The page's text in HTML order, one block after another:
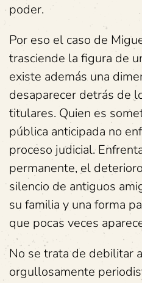
poder.
Por eso el caso de
trasciende la figura de
existe además una
desaparecer detrás de
titulares. Quien es
pública anticipada no
proceso judicial.
permanente, el
silencio de antiguos
su familia y una forma
que pocas veces
No se trata de debilitar
orgullosamente